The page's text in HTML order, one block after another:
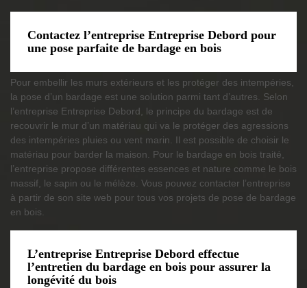
Contactez l’entreprise Entreprise Debord pour
une pose parfaite de bardage en bois
Pour embellir les murs extérieurs et les protéger des intempéries,
la pose d’un bardage est une solution parmi tant d’autres. Selon
l’entreprise Entreprise Debord, le principe du bardage est de
recouvrir le mur d’un matériau qui va le protéger des agressions
des intempéries pluies ou vent marin. Il est possible de choisir le
matériau pour barder la maison. Pour le bardage en bois traité,
l’entreprise propose différentes essences et nature comme le bois
massif, le sapin ou le mélèze. Vous pouvez contacter l’entreprise
à partir de son site web pour tous vos projets de pose de bardage
en bois.
L’entreprise Entreprise Debord effectue
l’entretien du bardage en bois pour assurer la
longévité du bois